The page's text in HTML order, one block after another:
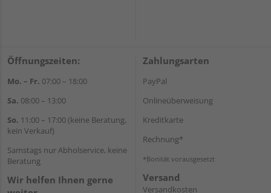
Öffnungszeiten:
Mo. – Fr. 07:00 – 18:00
Sa. 08:00 – 13:00
So. 11:00 – 17:00 (keine Beratung,
kein Verkauf)
Samstags nur Abholservice, keine
Beratung
Wir helfen Ihnen gerne
Zahlungsarten
PayPal
Onlineüberweisung
Kreditkarte
Rechnung*
*Bonität vorausgesetzt
Versand
Versandkosten